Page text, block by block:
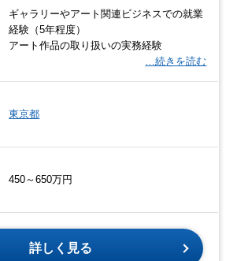
ギャラリーやアート関連ビジネスでの就業
経験（5年程度）
アート作品の取り扱いの実務経験
…続きを読む
東京都
450～650万円
詳しく見る